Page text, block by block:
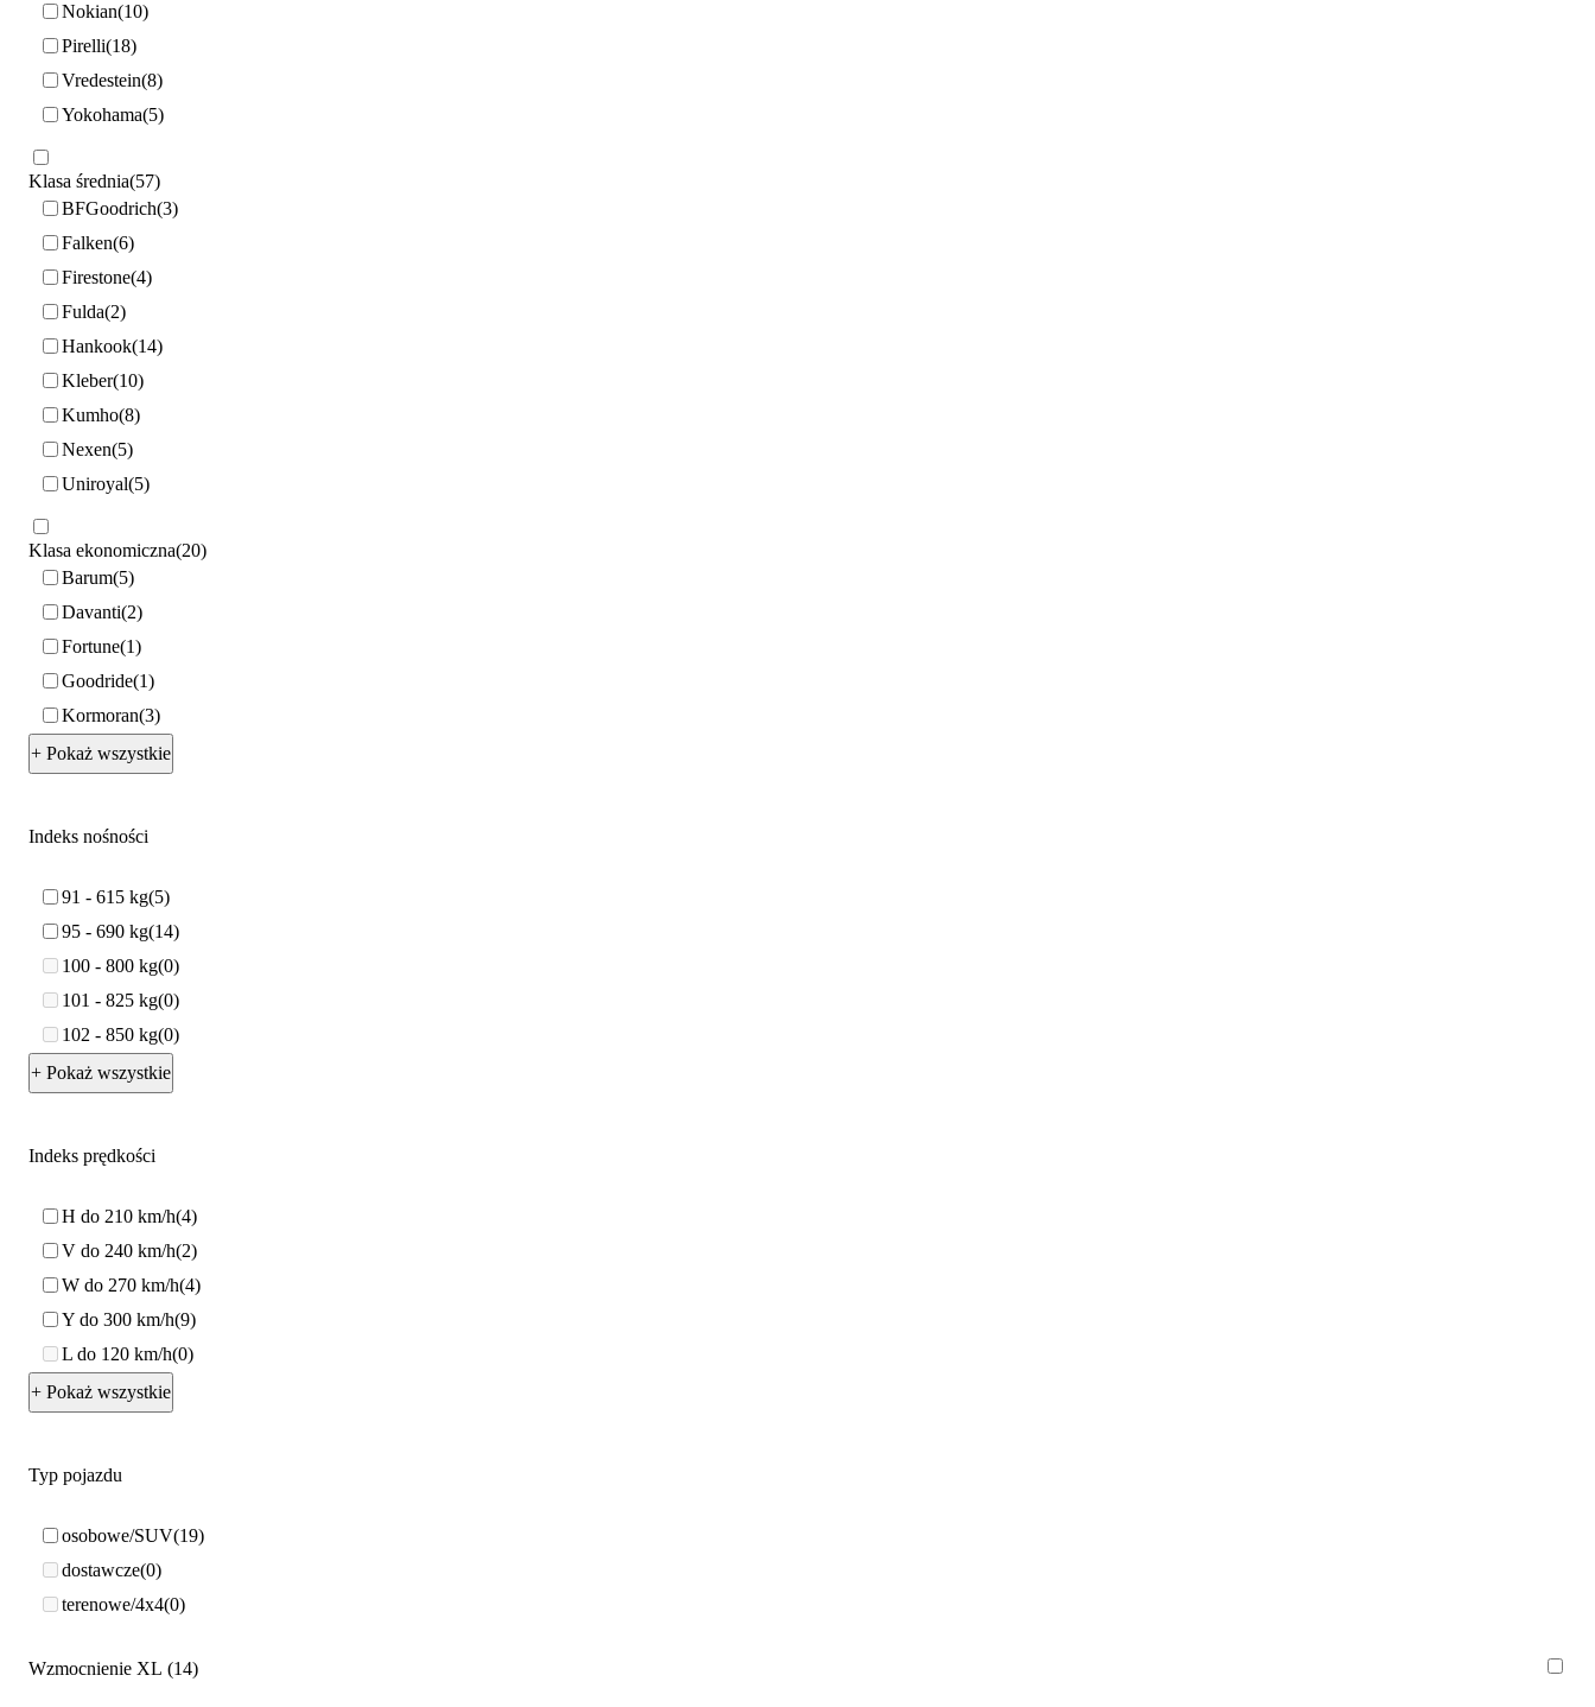
Nokian 10
Pirelli 18
Vredestein 8
Yokohama 5
Klasa średnia 57
BFGoodrich 3
Falken 6
Firestone 4
Fulda 2
Hankook 14
Kleber 10
Kumho 8
Nexen 5
Uniroyal 5
Klasa ekonomiczna 20
Barum 5
Davanti 2
Fortune 1
Goodride 1
Kormoran 3
+ Pokaż wszystkie
Indeks nośności
91 - 615 kg 5
95 - 690 kg 14
100 - 800 kg 0
101 - 825 kg 0
102 - 850 kg 0
+ Pokaż wszystkie
Indeks prędkości
H do 210 km/h 4
V do 240 km/h 2
W do 270 km/h 4
Y do 300 km/h 9
L do 120 km/h 0
+ Pokaż wszystkie
Typ pojazdu
osobowe/SUV 19
dostawcze 0
terenowe/4x4 0
Wzmocnienie XL 14